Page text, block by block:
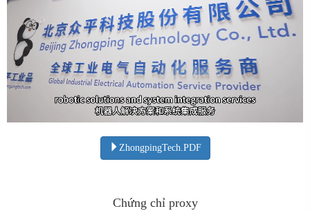
ZhongpingTech.PDF
Chứng chỉ proxy